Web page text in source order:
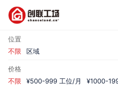
位置
不限
区域
价格
不限
¥500-999 工位/月
¥1000-